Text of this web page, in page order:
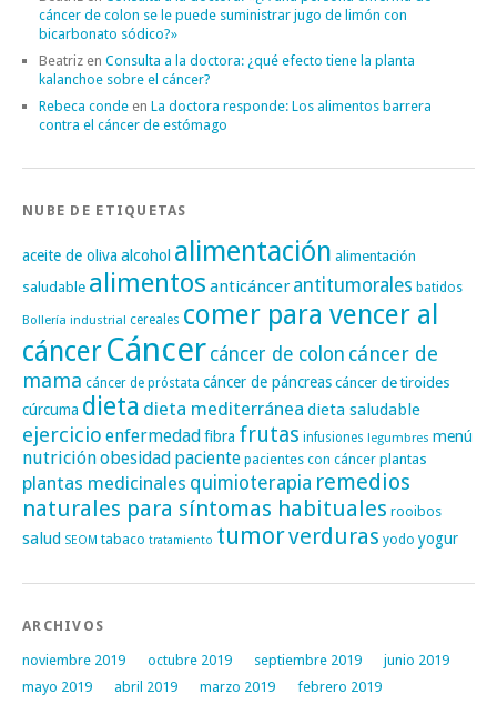
cáncer de colon se le puede suministrar jugo de limón con
bicarbonato sódico?»
Beatriz en Consulta a la doctora: ¿qué efecto tiene la planta
kalanchoe sobre el cáncer?
Rebeca conde en La doctora responde: Los alimentos barrera
contra el cáncer de estómago
NUBE DE ETIQUETAS
aceite de oliva alcohol alimentación alimentación
saludable alimentos anticáncer antitumorales batidos
Bollería industrial cereales comer para vencer al
cáncerCáncer cáncer de colon cáncer de
mama cáncer de próstata cáncer de páncreascáncer de tiroides
cúrcuma dieta dieta mediterránea dieta saludable
ejercicio enfermedadfibra frutas infusiones legumbres menú
nutriciónobesidad paciente pacientes con cáncer plantas
plantas medicinales quimioterapia remedios
naturales para síntomas habituales rooibos
salud SEOM tabaco tratamiento tumorverduras yodo yogur
ARCHIVOS
noviembre 2019 octubre 2019 septiembre 2019
junio 2019
mayo 2019
abril 2019 marzo 2019
febrero 2019